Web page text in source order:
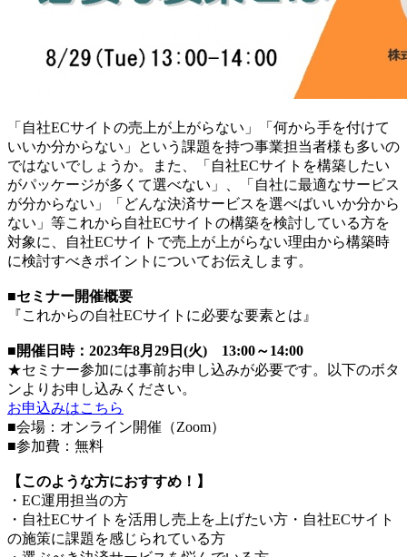
「自社ECサイトの売上が上がらない」「何から手を付けて
いいか分からない」という課題を持つ事業担当者様も多いの
ではないでしょうか。また、「自社ECサイトを構築したい
がパッケージが多くて選べない」、「自社に最適なサービス
が分からない」「どんな決済サービスを選べばいいか分から
ない」等これから自社ECサイトの構築を検討している方を
対象に、自社ECサイトで売上が上がらない理由から構築時
に検討すべきポイントについてお伝えします。
■セミナー開催概要
『これからの自社ECサイトに必要な要素とは』
■開催日時：2023年8月29日(火) 13:00～14:00
★セミナー参加には事前お申し込みが必要です。以下のボタ
ンよりお申し込みください。
お申込みはこちら
■会場：オンライン開催（Zoom）
■参加費：無料
【このような方におすすめ！】
・EC運用担当の方
・自社ECサイトを活用し売上を上げたい方・自社ECサイト
の施策に課題を感じられている方